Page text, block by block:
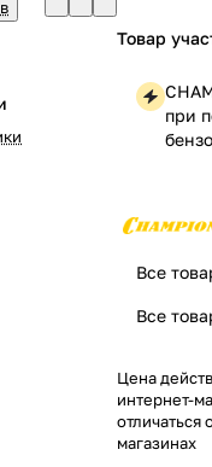
Товар
при
Все
Все
Цена
интернет-
отличаться
магазинах
сегодня только
любого банка
товар
% будут
с вашей карты